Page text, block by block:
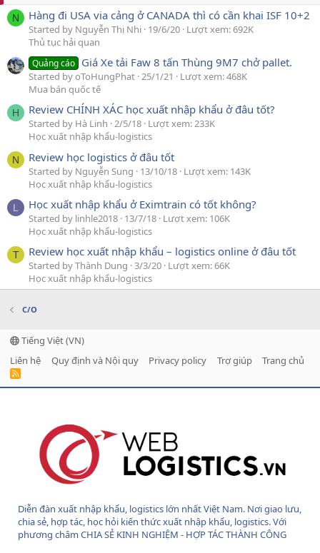
N Hàng đi USA via cảng ở CANADA thì có cần khai ISF 10+2
Started by Nguyễn Thị Nhi 19/6/20 Lượt xem: 692K
Thủ tục hải quan
Quảng cáo Giá Xe tải Faw 8 tấn Thùng 9M7 chở pallet.
Started by oToHungPhat 25/1/21
Lượt xem: 468K
Mua bán quốc tế
H Review CHÍNH XÁC học xuất nhập khẩu ở đâu tốt?
Started by Hà Linh 2/5/18 Lượt xem: 233K
Học xuất nhập khẩu-logistics
N Review học logistics ở đâu tốt
Started by Nguyễn Sung 13/10/18 Lượt xem: 143K
Học xuất nhập khẩu-logistics
L Học xuất nhập khẩu ở Eximtrain có tốt không?
Started by linhle2018 13/7/18 Lượt xem: 106K
Học xuất nhập khẩu-logistics
T Review học xuất nhập khẩu – logistics online ở đâu tốt
Started by Thành Dung 3/3/20 Lượt xem: 66K
Học xuất nhập khẩu-logistics
C/O
Tiếng Việt (VN)
Liên hệ
Quy định và Nội quy Privacy policy Trợ giúp Trang chủ
R
Diễn đàn xuất nhập khẩu, logistics lớn nhất Việt Nam. Nơi giao lưu,
chia sẻ, hợp tác, học hỏi kiến thức xuất nhập khẩu, logistics. Với
phương châm CHIA SẺ KINH NGHIỆM - HỢP TÁC THÀNH CÔNG